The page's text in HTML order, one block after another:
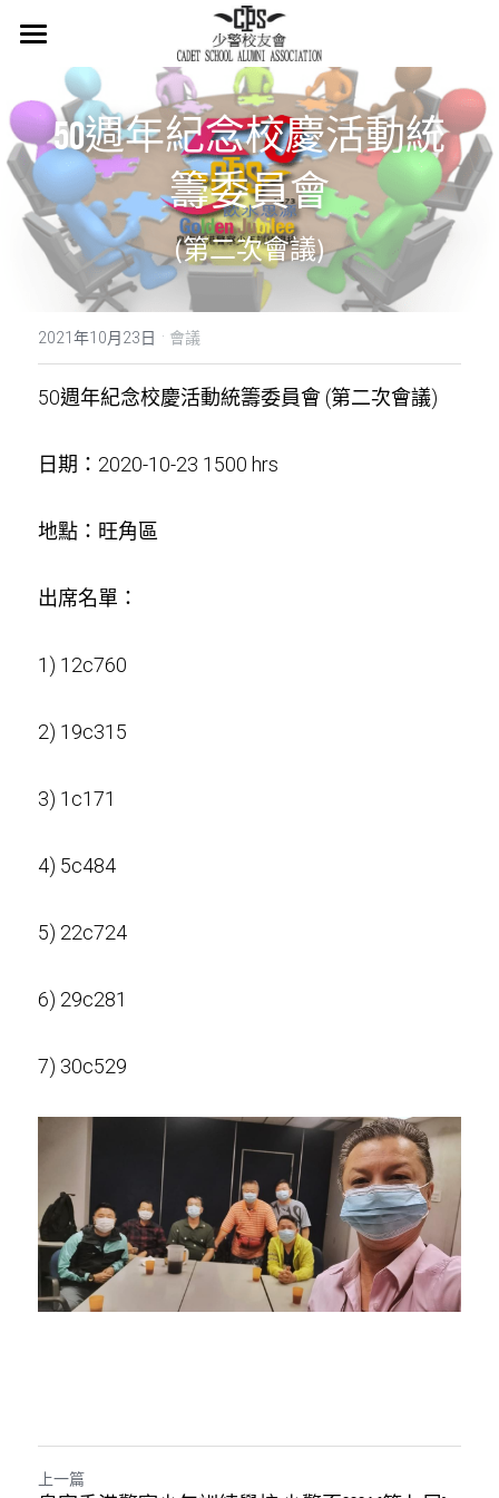
主頁
關於我們
會章
少警冷知識
最新消息
活在當下
活動概覽
周年紀念
本會近況
名譽會員登記
學警預備班會員登記
銷售服務
聯絡我們
50週年紀念校慶活動統
籌委員會
(第二次會議)
2021年10月23日 · 會議
50週年紀念校慶活動統籌委員會 (第二次會議)
日期：2020-10-23 1500 hrs
地點：旺角區
出席名單：
1) 12c760
2) 19c315
3) 1c171
4) 5c484
5) 22c724
6) 29c281
7) 30c529
上一篇
商品分類
所有商品分類